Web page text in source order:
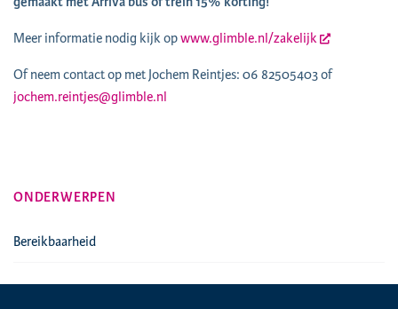
Meer informatie nodig kijk opwww.glimble.nl/zakelijk
Of neem contact op met Jochem Reintjes: 06 82505403 of
jochem.reintjes@glimble.nl
ONDERWERPEN
Bereikbaarheid